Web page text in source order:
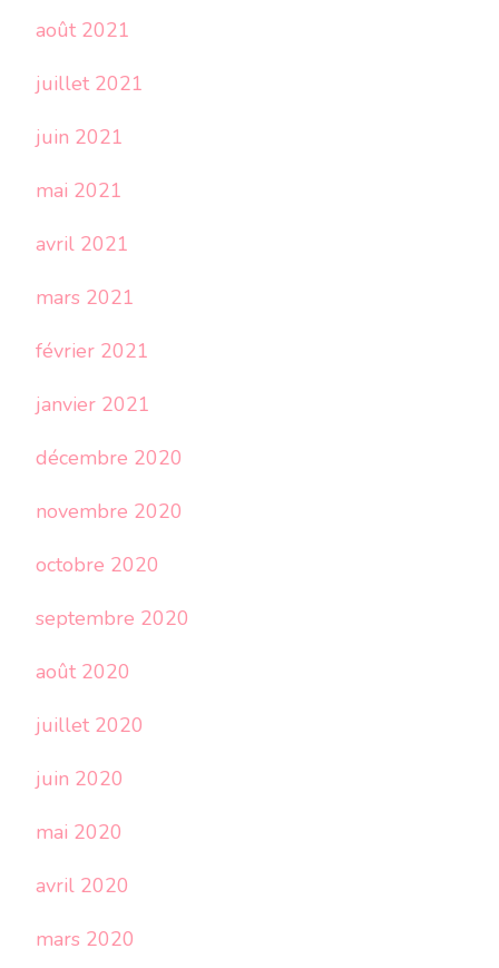
août 2021
juillet 2021
juin 2021
mai 2021
avril 2021
mars 2021
février 2021
janvier 2021
décembre 2020
novembre 2020
octobre 2020
septembre 2020
août 2020
juillet 2020
juin 2020
mai 2020
avril 2020
mars 2020